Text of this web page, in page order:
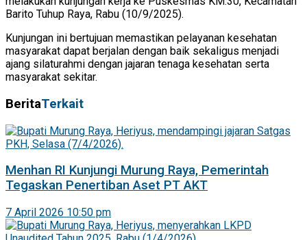
Barito Tuhup Raya, Rabu (10/9/2025).
Kunjungan ini bertujuan memastikan pelayanan kesehatan
masyarakat dapat berjalan dengan baik sekaligus menjadi
ajang silaturahmi dengan jajaran tenaga kesehatan serta
masyarakat sekitar.
BeritaTerkait
Menhan RI Kunjungi Murung Raya, Pemerintah
Tegaskan Penertiban Aset PT AKT
7 April 2026 10:50 pm